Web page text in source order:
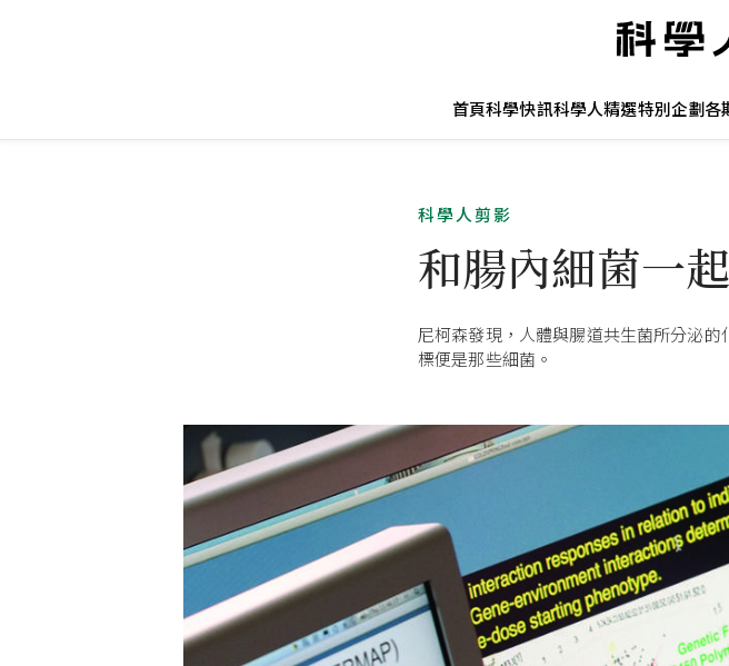
首頁科學快訊科學人精選特別企劃各
科學人剪影
和腸內細菌一
尼柯森發現，人體與腸道共生菌所分泌
標便是那些細菌。